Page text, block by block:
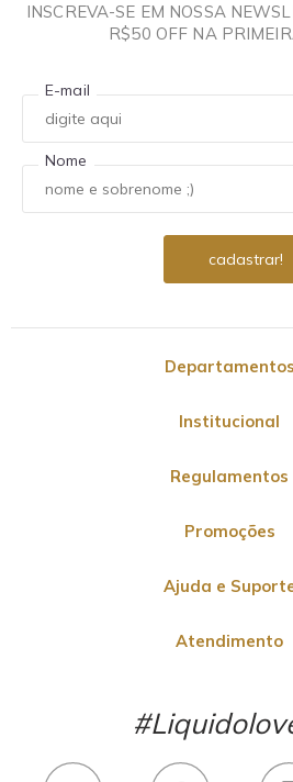
INSCREVA-SE EM NOSSA
R$50 OFF NA
E-mail
Nome
Departamentos
Institucional
Regulamentos
Promoções
Ajuda e
Atendimento